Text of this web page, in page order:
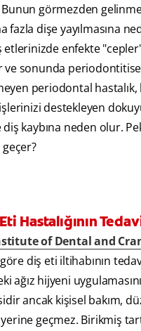
Bunun görmezden
fazla dişe yayılmasına
etlerinizde enfekte
ve sonunda
periodontal
destekleyen
kaybına neden olur.
geçer?
Hastalığının
of Dental and
göre diş eti iltihabının
ağız hijyeni
ancak kişisel bakım,
geçmez. Birikmiş